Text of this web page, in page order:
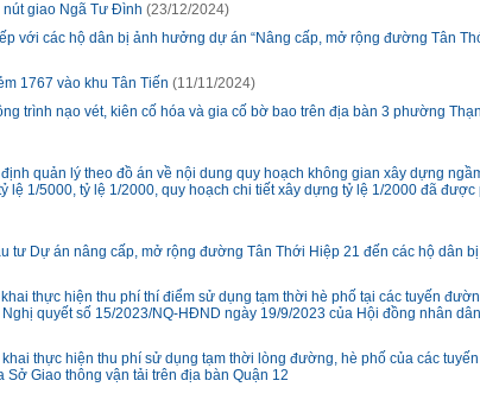
giao Ngã Tư Đình (23/12/2024)
với các hộ dân bị ảnh hưởng dự án “Nâng cấp, mở rộng đường Tân
1767 vào khu Tân Tiến (11/11/2024)
trình nạo vét, kiên cố hóa và gia cố bờ bao trên địa bàn 3 phường
quản lý theo đồ án về nội dung quy hoạch không gian xây dựng
lệ 1/5000, tỷ lệ 1/2000, quy hoạch chi tiết xây dựng tỷ lệ 1/2000 đã được
tư Dự án nâng cấp, mở rộng đường Tân Thới Hiệp 21 đến các hộ dân
thực hiện thu phí thí điểm sử dụng tạm thời hè phố tại các tuyến
quyết số 15/2023/NQ-HĐND ngày 19/9/2023 của Hội đồng nhân
thực hiện thu phí sử dụng tạm thời lòng đường, hè phố của các
Sở Giao thông vận tải trên địa bàn Quận 12